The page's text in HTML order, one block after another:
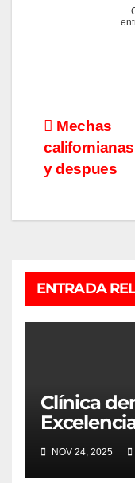
de
Mechas
y despues
ENTRADA
Clínica
NOV 24, 2025